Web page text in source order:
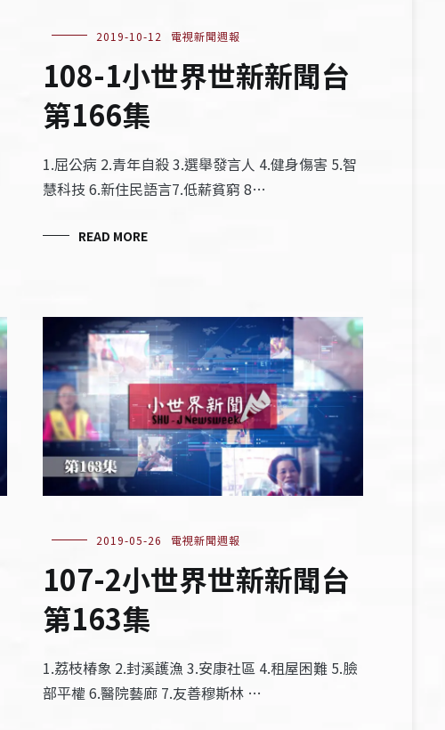
2019-10-12 電視新聞週報
108-1小世界世新新聞台
第166集
1.屈公病 2.青年自殺 3.選舉發言人 4.健身傷害 5.智
慧科技 6.新住民語言7.低薪貧窮 8…
READ MORE
2019-05-26 電視新聞週報
107-2小世界世新新聞台
第163集
1.荔枝椿象 2.封溪護漁 3.安康社區 4.租屋困難 5.臉
部平權 6.醫院藝廊 7.友善穆斯林 …